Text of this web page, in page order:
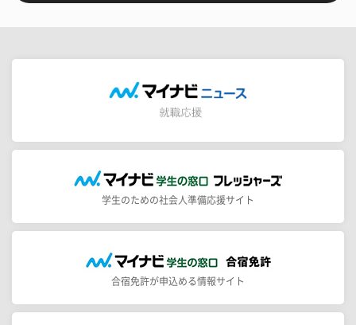
学生のための社会人準備応援サイト
合宿免許が申込める情報サイト